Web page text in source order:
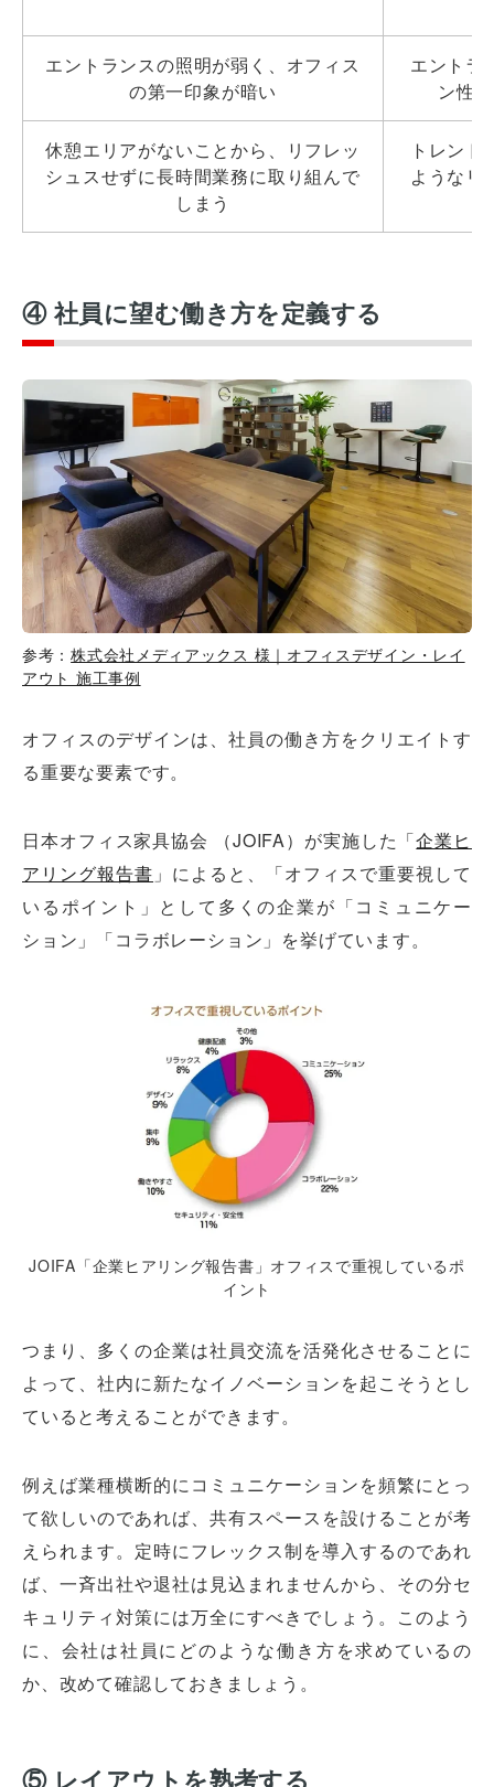
エントランスの照明が弱く、オフィス
の第一印象が暗い
エントラ
ン性
休憩エリアがないことから、リフレッ
シュスせずに長時間業務に取り組んで
しまう
トレン
ようなリ
④ 社員に望む働き方を定義する
参考：株式会社メディアックス 様｜オフィスデザイン・レイ
アウト 施工事例
オフィスのデザインは、社員の働き方をクリエイトす
る重要な要素です。
日本オフィス家具協会 （JOIFA）が実施した「企業ヒ
アリング報告書 」によると、「オフィスで重要視して
いるポイント」として多くの企業が「コミュニケー
ション」「コラボレーション」を挙げています。
JOIFA「企業ヒアリング報告書」オフィスで重視しているポ
イント
つまり、多くの企業は社員交流を活発化させることに
よって、社内に新たなイノベーションを起こそうとし
ていると考えることができます。
例えば業種横断的にコミュニケーションを頻繁にとっ
て欲しいのであれば、共有スペースを設けることが考
えられます。定時にフレックス制を導入するのであれ
ば、一斉出社や退社は見込まれませんから、その分セ
キュリティ対策には万全にすべきでしょう。このよう
に、会社は社員にどのような働き方を求めているの
か、改めて確認しておきましょう。
⑤ レイアウトを熟考する